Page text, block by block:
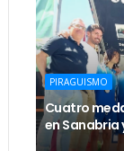
PIRAGUISMO
Cuatro
en Sanabria